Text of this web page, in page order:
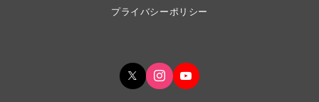
プライバシーポリシー